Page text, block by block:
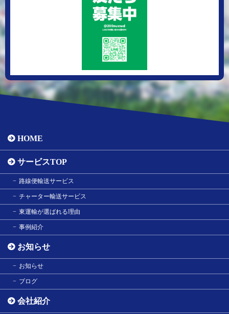
HOME
サービスTOP
路線便輸送サービス
チャーター輸送サービス
東運輸が選ばれる理由
事例紹介
お知らせ
お知らせ
ブログ
会社紹介